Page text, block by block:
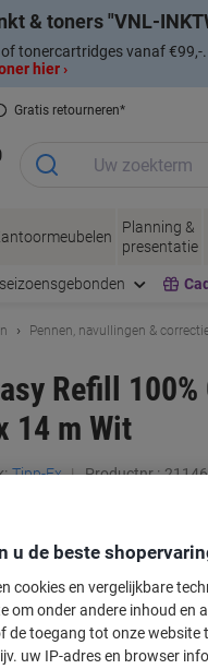
& toners VNL-
tonercartridges vanaf €99,-.
hier ›
Gratis retourneren*
Planning &
presentatie
Pennen, navullingen &
Refill
14 m Wit
Tipp-Ex Productnr.:
u de beste
cookies en vergelijkbare
om onder andere inhoud en
de toegang tot onze website
uw IP-adres en browser